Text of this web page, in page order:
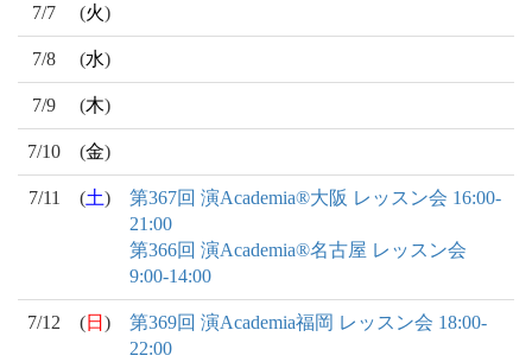
7/7 (火)
7/8 (水)
7/9 (木)
7/10 (金)
7/11 (土)
第367回 演Academia®大阪 レッスン会 16:00-
21:00
第366回 演Academia®名古屋 レッスン会
9:00-14:00
7/12 (日 )
第369回 演Academia福岡 レッスン会 18:00-
22:00